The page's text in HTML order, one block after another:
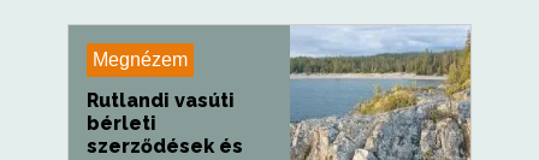
Megnézem
Rutlandi vasúti
bérleti
szerződések és